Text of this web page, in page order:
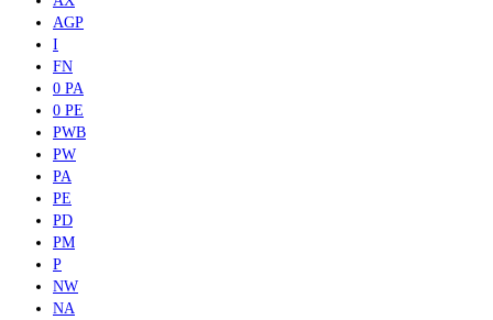
AGP
I
FN
0 PA
0 PE
PWB
PW
PA
PE
PD
PM
P
NW
NA